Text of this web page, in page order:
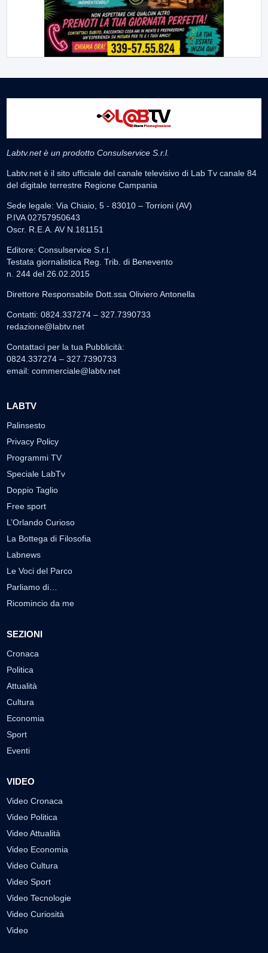
Labtv.net è un prodotto Consulservice S.r.l.
Labtv.net è il sito ufficiale del canale televisivo di Lab Tv canale 84
del digitale terrestre Regione Campania
Sede legale: Via Chiaio, 5 - 83010 – Torrioni (AV)
P.IVA 02757950643
Oscr. R.E.A. AV N.181151
Editore: Consulservice S.r.l.
Testata giornalistica Reg. Trib. di Benevento
n. 244 del 26.02.2015
Direttore Responsabile Dott.ssa Oliviero Antonella
Contatti: 0824.337274 – 327.7390733
redazione@labtv.net
Contattaci per la tua Pubblicità:
0824.337274 – 327.7390733
email: commerciale@labtv.net
LABTV
Palinsesto
Privacy Policy
Programmi TV
Speciale LabTv
Doppio Taglio
Free sport
L’Orlando Curioso
La Bottega di Filosofia
Labnews
Le Voci del Parco
Parliamo di…
Ricomincio da me
SEZIONI
Cronaca
Politica
Attualità
Cultura
Economia
Sport
Eventi
VIDEO
Video Cronaca
Video Politica
Video Attualità
Video Economia
Video Cultura
Video Sport
Video Tecnologie
Video Curiosità
Video